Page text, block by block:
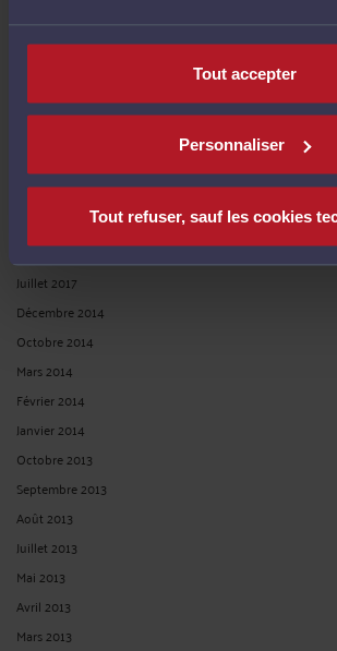
Tout accepter
Personnaliser
Tout refuser, sauf les cookies
Mars 2020
Juin 2018
Décembre 2017
Novembre 2017
Octobre 2017
Juillet 2017
Décembre 2014
Octobre 2014
Mars 2014
Février 2014
Janvier 2014
Octobre 2013
Septembre 2013
Août 2013
Juillet 2013
Mai 2013
Avril 2013
Mars 2013